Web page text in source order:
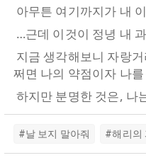
아무튼 여기까지가 내
…근데 이것이 정녕 내
지금 생각해보니 자랑
쩌면 나의 약점이자 나
하지만 분명한 것은, 나
#날 보지 말아줘 #해리의